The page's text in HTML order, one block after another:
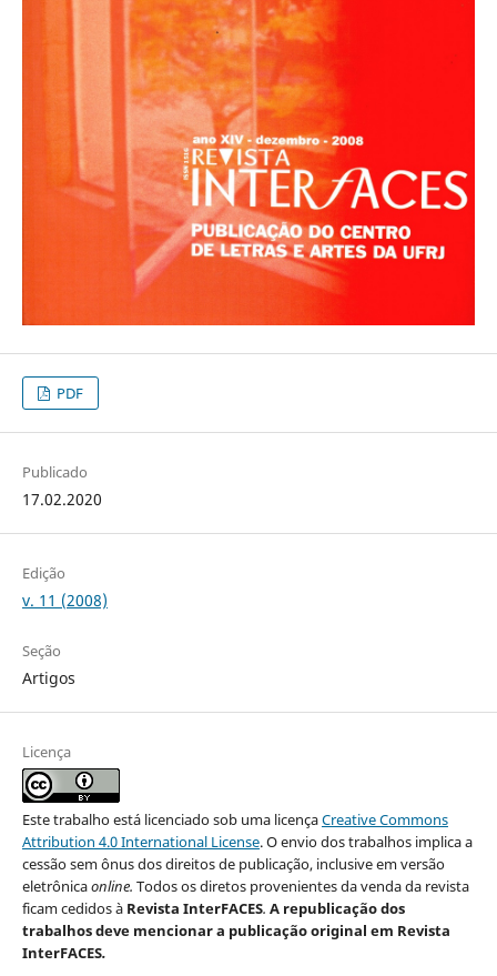
PDF
Publicado
17.02.2020
Edição
v. 11 (2008)
Seção
Artigos
Licença
Este trabalho está licenciado sob uma licençaCreative Commons
Attribution 4.0 International License. O envio dos trabalhos implica a
cessão sem ônus dos direitos de publicação, inclusive em versão
eletrônicaonline. Todos os diretos provenientes da venda da revista
ficam cedidos à Revista InterFACES. A republicação dos
trabalhos deve mencionar a publicação original em Revista
InterFACES.